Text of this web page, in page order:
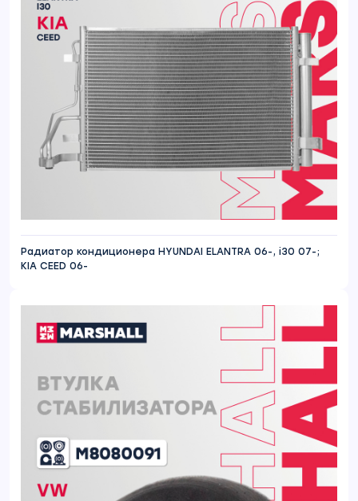
Радиатор кондиционера HYUNDAI ELANTRA 06-, i30 07-;
KIA CEED 06-